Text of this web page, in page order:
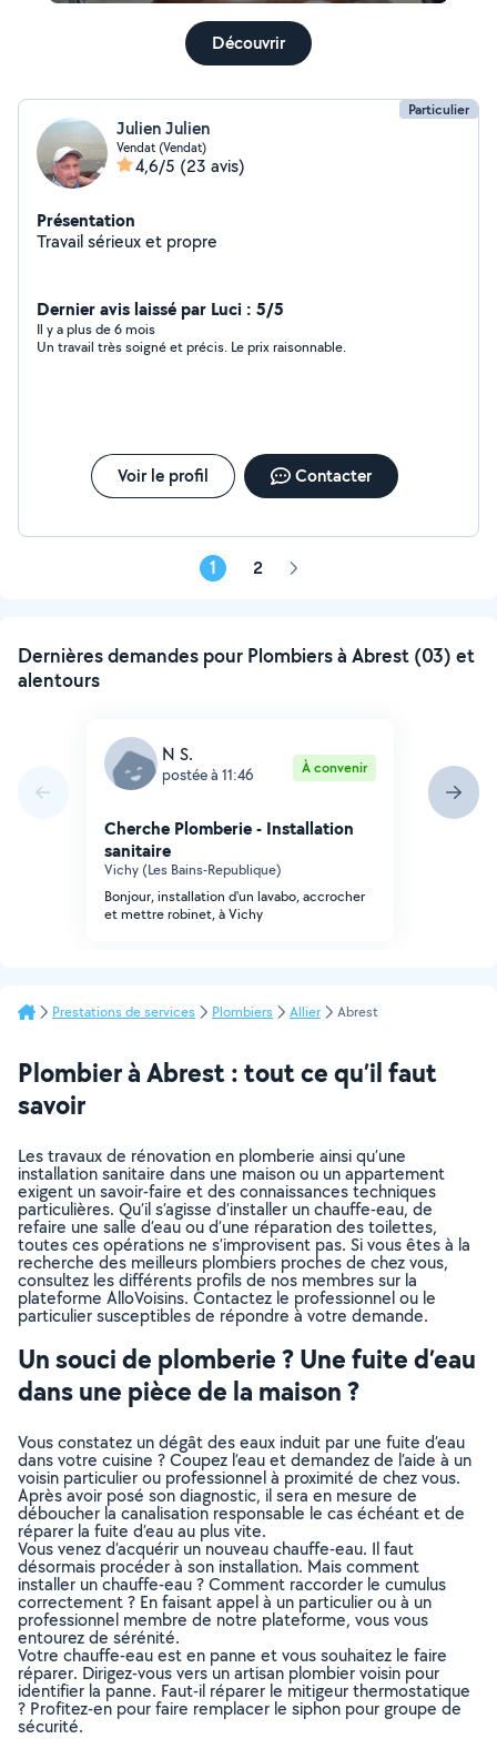
Découvrir
Particulier
Julien Julien
Vendat (Vendat)
4,6/5 (23 avis)
Présentation
Travail sérieux et propre
Dernier avis laissé par Luci : 5/5
Il y a plus de 6 mois
Un travail très soigné et précis. Le prix raisonnable.
Voir le profil Contacter
1 2 Page
Dernières demandes pour Plombiers à Abrest (03) et
alentours
N S.
postée à 11:46 À convenir
Cherche Plomberie - Installation
sanitaire
Vichy (Les Bains-Republique)
Bonjour, installation d'un lavabo, accrocher
et mettre robinet, à Vichy
Prestations de services Plombiers Allier Abrest
Plombier à Abrest : tout ce qu’il faut
savoir
Les travaux de rénovation en plomberie ainsi qu’une
installation sanitaire dans une maison ou un appartement
exigent un savoir-faire et des connaissances techniques
particulières. Qu’il s’agisse d’installer un chauffe-eau, de
refaire une salle d’eau ou d’une réparation des toilettes,
toutes ces opérations ne s’improvisent pas. Si vous êtes à la
recherche des meilleurs plombiers proches de chez vous,
consultez les différents profils de nos membres sur la
plateforme AlloVoisins. Contactez le professionnel ou le
particulier susceptibles de répondre à votre demande.
Un souci de plomberie ? Une fuite d’eau
dans une pièce de la maison ?
Vous constatez un dégât des eaux induit par une fuite d’eau
dans votre cuisine ? Coupez l’eau et demandez de l’aide à un
voisin particulier ou professionnel à proximité de chez vous.
Après avoir posé son diagnostic, il sera en mesure de
déboucher la canalisation responsable le cas échéant et de
réparer la fuite d’eau au plus vite.
Vous venez d’acquérir un nouveau chauffe-eau. Il faut
désormais procéder à son installation. Mais comment
installer un chauffe-eau ? Comment raccorder le cumulus
correctement ? En faisant appel à un particulier ou à un
professionnel membre de notre plateforme, vous vous
entourez de sérénité.
Votre chauffe-eau est en panne et vous souhaitez le faire
réparer. Dirigez-vous vers un artisan plombier voisin pour
identifier la panne. Faut-il réparer le mitigeur thermostatique
? Profitez-en pour faire remplacer le siphon pour groupe de
sécurité.